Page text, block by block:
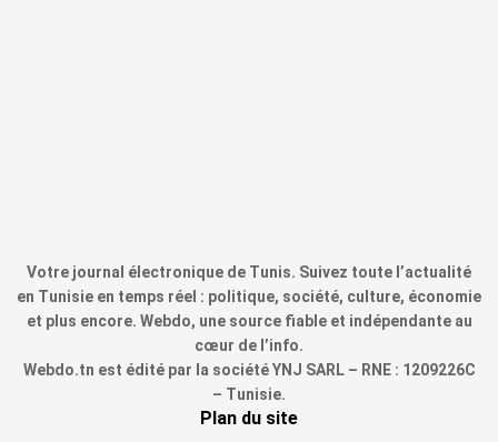
Votre journal électronique de Tunis. Suivez toute l’actualité
en Tunisie en temps réel : politique, société, culture, économie
et plus encore. Webdo, une source fiable et indépendante au
cœur de l’info.
Webdo.tn est édité par la société YNJ SARL – RNE : 1209226C
– Tunisie.
Plan du site